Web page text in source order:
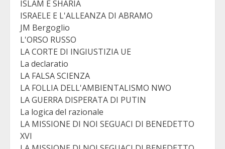
ISLAM E SHARIA
ISRAELE E L'ALLEANZA DI ABRAMO
JM Bergoglio
L'ORSO RUSSO
LA CORTE DI INGIUSTIZIA UE
La declaratio
LA FALSA SCIENZA
LA FOLLIA DELL'AMBIENTALISMO NWO
LA GUERRA DISPERATA DI PUTIN
La logica del razionale
LA MISSIONE DI NOI SEGUACI DI BENEDETTO
XVI